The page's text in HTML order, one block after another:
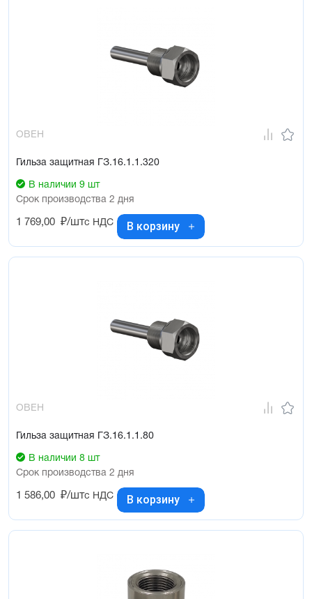
ОВЕН
Гильза защитная ГЗ.16.1.1.320
В наличии 9 шт
Срок производства 2 дня
1 769,00 ₽/штс НДС В корзину
ОВЕН
Гильза защитная ГЗ.16.1.1.80
В наличии 8 шт
Срок производства 2 дня
1 586,00 ₽/штс НДС В корзину